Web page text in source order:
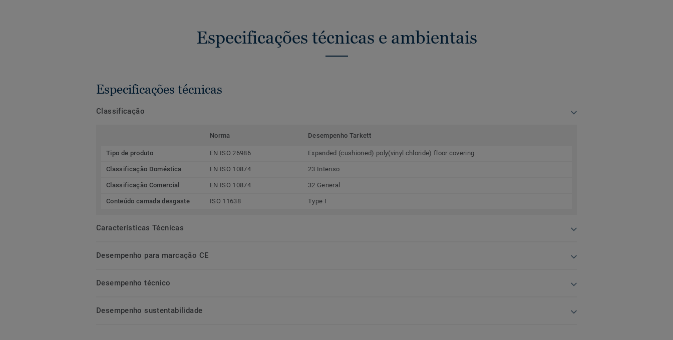
Especificações técnicas e ambientais
Especificações técnicas
Classificação
Norma Desempenho Tarkett
Tipo de produto EN ISO 26986 Expanded (cushioned) poly(vinyl chloride) floor covering
Classificação Doméstica EN ISO 10874 23 Intenso
Classificação Comercial EN ISO 10874 32 General
Conteúdo camada desgaste ISO 11638 Type I
Características Técnicas
Desempenho para marcação CE
Desempenho técnico
Desempenho sustentabilidade